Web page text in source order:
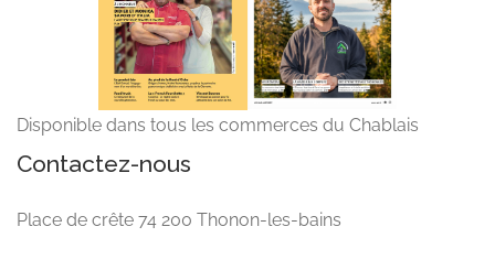
Disponible dans tous les commerces du Chablais
Contactez-nous
Place de crête 74 200 Thonon-les-bains